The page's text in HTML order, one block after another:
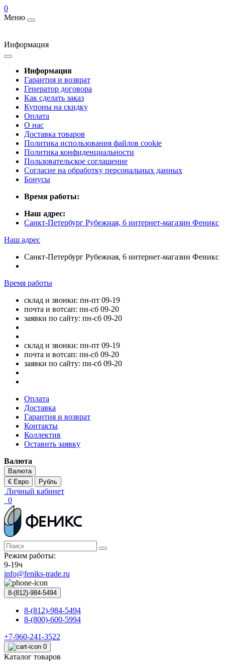
0
Меню
Информация
Информация
Гарантия и возврат
Генератор договора
Как сделать заказ
Купоны на скидку
Оплата
О нас
Доставка товаров
Политика использования файлов cookie
Политика конфиденциальности
Пользовательское соглашение
Согласие на обработку персональных данных
Бонусы
Время работы:
Наш адрес:
Санкт-Петербург Рубежная, 6 интернет-магазин Феникс
Наш адрес
Санкт-Петербург Рубежная, 6 интернет-магазин Феникс
Время работы
склад и звонки: пн-пт 09-19
почта и вотсап: пн-сб 09-20
заявки по сайту: пн-сб 09-20
склад и звонки: пн-пт 09-19
почта и вотсап: пн-сб 09-20
заявки по сайту: пн-сб 09-20
Оплата
Доставка
Гарантия и возврат
Контакты
Коллектив
Оставить заявку
Валюта
Валюта
€ Евро
Рубль
Личный кабинет
0
Режим работы:
9-19ч
info@feniks-trade.ru
8-(812)-984-5494
8-(812)-984-5494
8-(800)-600-5994
+7-960-241-3522
0
Каталог товаров